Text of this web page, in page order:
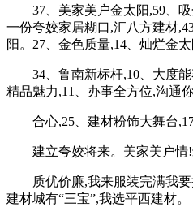
37、美家美户金太阳,59、吸
一份夸姣家居糊口,汇八方建材
阳。27、金色质量,14、灿烂金太
34、鲁南新标杆,10、大度能
精品魅力,11、办事全方位,沟通
合心,25、建材粉饰大舞台,17
建立夸姣将来。美家美户情!缔
质优价廉,我来服装完满我要
建材城有“三宝”,我选平西建材。